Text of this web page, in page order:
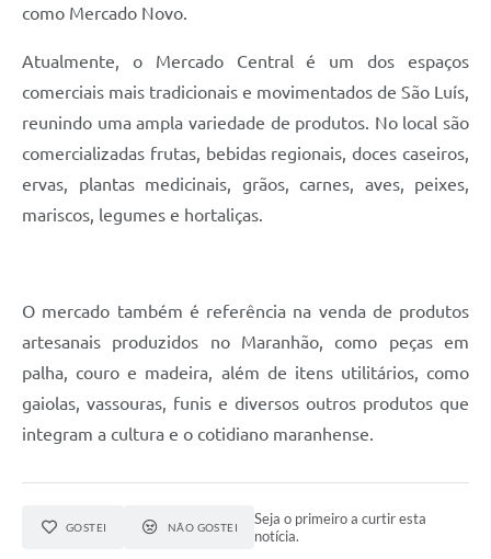
como Mercado Novo.
Atualmente, o Mercado Central é um dos espaços
comerciais mais tradicionais e movimentados de São Luís,
reunindo uma ampla variedade de produtos. No local são
comercializadas frutas, bebidas regionais, doces caseiros,
ervas, plantas medicinais, grãos, carnes, aves, peixes,
mariscos, legumes e hortaliças.
O mercado também é referência na venda de produtos
artesanais produzidos no Maranhão, como peças em
palha, couro e madeira, além de itens utilitários, como
gaiolas, vassouras, funis e diversos outros produtos que
integram a cultura e o cotidiano maranhense.
GOSTEI NÃO GOSTEI
Seja o primeiro a curtir esta
notícia.